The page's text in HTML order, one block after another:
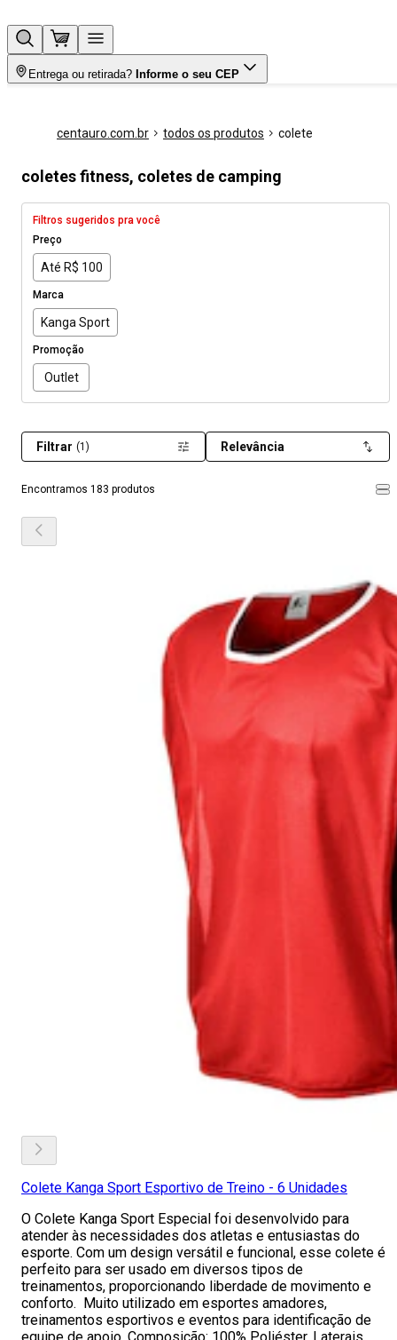
Entrega ou retirada? Informe o seu CEP
centauro.com.br todos os produtos colete
coletes fitness, coletes de camping
Filtros sugeridos pra você
Preço
Até R$ 100
Marca
Kanga Sport
Promoção
Outlet
Encontramos 183 produtos
Filtrar (1) Relevância
Colete Kanga Sport Esportivo de Treino - 6 Unidades
O Colete Kanga Sport Especial foi desenvolvido para
atender às necessidades dos atletas e entusiastas do
esporte. Com um design versátil e funcional, esse colete é
perfeito para ser usado em diversos tipos de
treinamentos, proporcionando liberdade de movimento e
conforto. Muito utilizado em esportes amadores,
treinamentos esportivos e eventos para identificação de